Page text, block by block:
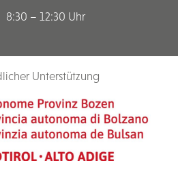
8:30 – 12:30 Uhr
Unterstützung